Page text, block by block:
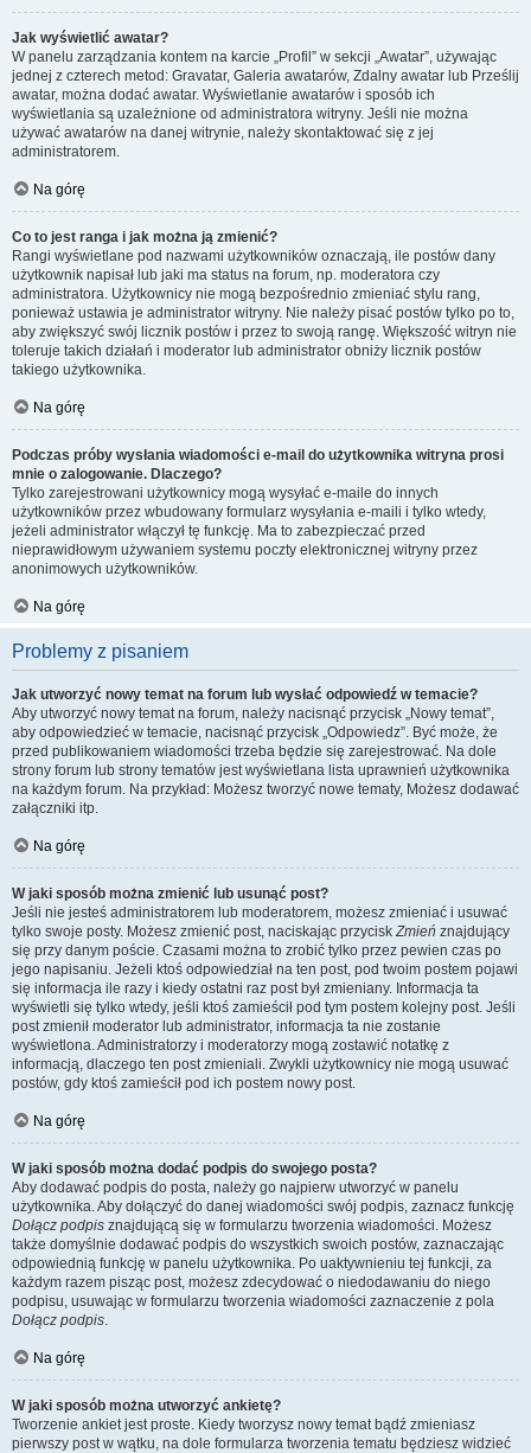
Jak wyświetlić awatar?
W panelu zarządzania kontem na karcie „Profil” w sekcji „Awatar”, używając
jednej z czterech metod: Gravatar, Galeria awatarów, Zdalny awatar lub Prześlij
awatar, można dodać awatar. Wyświetlanie awatarów i sposób ich
wyświetlania są uzależnione od administratora witryny. Jeśli nie można
używać awatarów na danej witrynie, należy skontaktować się z jej
administratorem.
Na górę
Co to jest ranga i jak można ją zmienić?
Rangi wyświetlane pod nazwami użytkowników oznaczają, ile postów dany
użytkownik napisał lub jaki ma status na forum, np. moderatora czy
administratora. Użytkownicy nie mogą bezpośrednio zmieniać stylu rang,
ponieważ ustawia je administrator witryny. Nie należy pisać postów tylko po to,
aby zwiększyć swój licznik postów i przez to swoją rangę. Większość witryn nie
toleruje takich działań i moderator lub administrator obniży licznik postów
takiego użytkownika.
Na górę
Podczas próby wysłania wiadomości e-mail do użytkownika witryna prosi
mnie o zalogowanie. Dlaczego?
Tylko zarejestrowani użytkownicy mogą wysyłać e-maile do innych
użytkowników przez wbudowany formularz wysyłania e-maili i tylko wtedy,
jeżeli administrator włączył tę funkcję. Ma to zabezpieczać przed
nieprawidłowym używaniem systemu poczty elektronicznej witryny przez
anonimowych użytkowników.
Na górę
Problemy z pisaniem
Jak utworzyć nowy temat na forum lub wysłać odpowiedź w temacie?
Aby utworzyć nowy temat na forum, należy nacisnąć przycisk „Nowy temat”,
aby odpowiedzieć w temacie, nacisnąć przycisk „Odpowiedz”. Być może, że
przed publikowaniem wiadomości trzeba będzie się zarejestrować. Na dole
strony forum lub strony tematów jest wyświetlana lista uprawnień użytkownika
na każdym forum. Na przykład: Możesz tworzyć nowe tematy, Możesz dodawać
załączniki itp.
Na górę
W jaki sposób można zmienić lub usunąć post?
Jeśli nie jesteś administratorem lub moderatorem, możesz zmieniać i usuwać
tylko swoje posty. Możesz zmienić post, naciskając przyciskZmień znajdujący
się przy danym poście. Czasami można to zrobić tylko przez pewien czas po
jego napisaniu. Jeżeli ktoś odpowiedział na ten post, pod twoim postem pojawi
się informacja ile razy i kiedy ostatni raz post był zmieniany. Informacja ta
wyświetli się tylko wtedy, jeśli ktoś zamieścił pod tym postem kolejny post. Jeśli
post zmienił moderator lub administrator, informacja ta nie zostanie
wyświetlona. Administratorzy i moderatorzy mogą zostawić notatkę z
informacją, dlaczego ten post zmieniali. Zwykli użytkownicy nie mogą usuwać
postów, gdy ktoś zamieścił pod ich postem nowy post.
Na górę
W jaki sposób można dodać podpis do swojego posta?
Aby dodawać podpis do posta, należy go najpierw utworzyć w panelu
użytkownika. Aby dołączyć do danej wiadomości swój podpis, zaznacz funkcję
Dołącz podpis znajdującą się w formularzu tworzenia wiadomości. Możesz
także domyślnie dodawać podpis do wszystkich swoich postów, zaznaczając
odpowiednią funkcję w panelu użytkownika. Po uaktywnieniu tej funkcji, za
każdym razem pisząc post, możesz zdecydować o niedodawaniu do niego
podpisu, usuwając w formularzu tworzenia wiadomości zaznaczenie z pola
Dołącz podpis.
Na górę
W jaki sposób można utworzyć ankietę?
Tworzenie ankiet jest proste. Kiedy tworzysz nowy temat bądź zmieniasz
pierwszy post w wątku, na dole formularza tworzenia tematu będziesz widzieć